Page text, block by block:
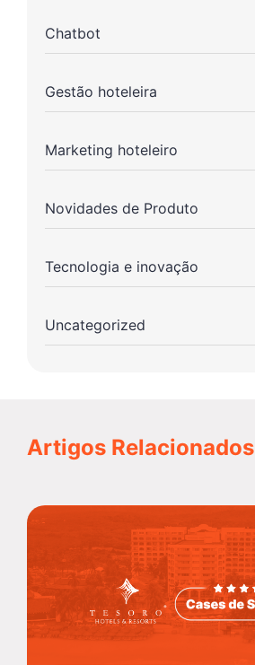
Chatbot
Gestão hoteleira
Marketing hoteleiro
Novidades de Produto
Tecnologia e inovação
Uncategorized
Artigos Relacionados